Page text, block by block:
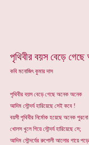
পৃথিবীর বয়স বেড়ে
কবি মনোজিৎ কুমার দাস
পৃথিবীর বয়স বেড়ে গেছে অনেক অনেক
আদিম সৌন্দর্য হারিয়েছে সেই কবে !
বয়সী পৃথিবীর নির্মোক হয়েছে অনেক পুরনো
খোলস খুলে গিয়ে সৌন্দর্য হারিয়েছে সে;
আদিম সৌন্দর্যের রুপোলী আলোর গায়ে